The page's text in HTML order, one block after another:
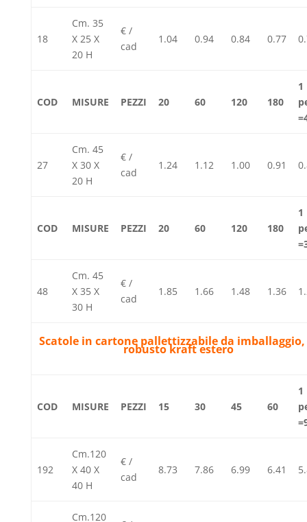
18
Cm. 35
X 25 X
20 H
€ /
cad
1.04 0.94 0.84 0.77
COD MISURE PEZZI 20 60 120 180
1
27
Cm. 45
X 30 X
20 H
€ /
cad
1.24 1.12 1.00 0.91
COD MISURE PEZZI 20 60 120 180
1
48
Cm. 45
X 35 X
30 H
€ /
cad
1.85 1.66 1.48 1.36
Scatole in cartone pallettizzabile da
robusto kraft estero
COD MISURE PEZZI 15 30 45 60
1
192
Cm.120
X 40 X
40 H
€ /
cad
8.73 7.86 6.99 6.41
Cm.120